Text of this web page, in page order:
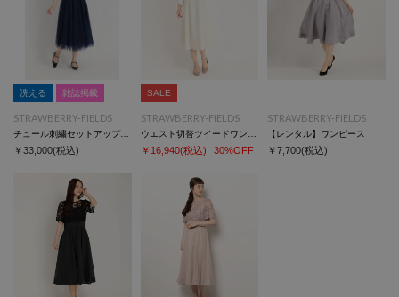
洗える 雑誌掲載
STRAWBERRY-FIELDS
チュール刺繍セットアップドレス
￥33,000(税込)
SALE
STRAWBERRY-FIELDS
￥16,940(税込) 30%OFF
STRAWBERRY-FIELDS
【レンタル】ワンピース
￥7,700(税込)